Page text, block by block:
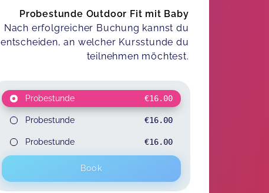
Probestunde Outdoor Fit mit Baby
Nach erfolgreicher Buchung kannst du
entscheiden, an welcher Kursstunde du
teilnehmen möchtest.
Probestunde €16.00
Probestunde €16.00
Probestunde €16.00
Book